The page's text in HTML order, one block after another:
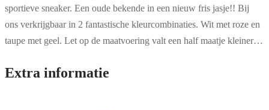
sportieve sneaker. Een oude bekende in een nieuw fris jasje!! Bij
ons verkrijgbaar in 2 fantastische kleurcombinaties. Wit met roze en
taupe met geel. Let op de maatvoering valt een half maatje kleiner…
Extra informatie